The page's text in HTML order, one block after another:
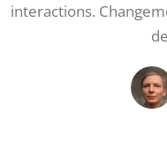
interactions.